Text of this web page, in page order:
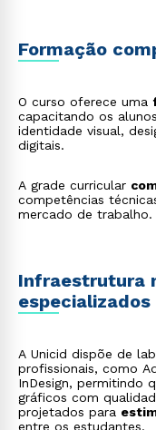
Design para
personagens,
para cursos
distância;
Visual Data
complexos em
Formação
O curso oferece uma
capacitando os
identidade visual,
digitais.
A grade curricular
competências
mercado de trabalho.
Infraestrutura
especializados
A Unicid dispõe de
profissionais, como
InDesign, permitindo
gráficos com
projetados para
entre os estudantes.